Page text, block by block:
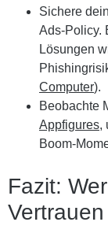
Sichere
Ads-Policy.
Lösungen
Computer).
Beobachte
Appfigures,
Boom-
Fazit: